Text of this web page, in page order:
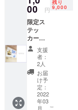
を大切に長
く使うこと
だと考えて
います。
唯一無二の
特別な、そ
して共に時
を経ること
で思い出と
充てさ
せて頂
きま
す。 ）
00 円
残り
9,000
限定ス
テッ
カー（1
枚 / 3種
類入
り） 今
回のプ
ロジェ
クトの
為に作
られた
支援
者：
2人
お届
け予
定：
2022
年03
月